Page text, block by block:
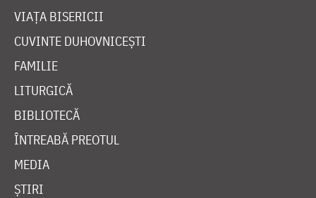
VIAȚA BISERICII
CUVINTE DUHOVNICEȘTI
FAMILIE
LITURGICĂ
BIBLIOTECĂ
ÎNTREABĂ PREOTUL
MEDIA
ȘTIRI